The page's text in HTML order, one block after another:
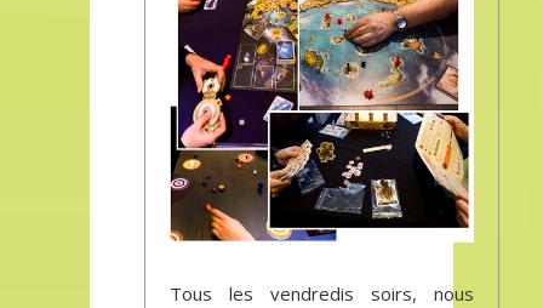
Tous les vendredis soirs, nous